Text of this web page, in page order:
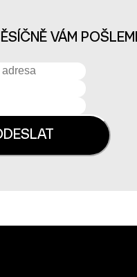
VÁM